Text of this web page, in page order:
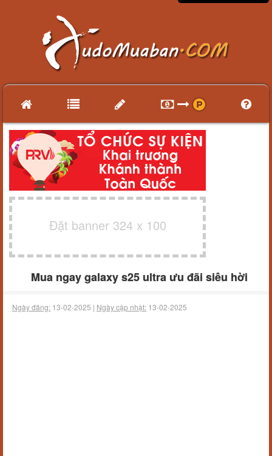
Đặt banner 324 x 100
Mua ngay galaxy s25 ultra ưu đãi siêu hời
Ngày đăng: 13-02-2025 | Ngày cập nhật: 13-02-2025